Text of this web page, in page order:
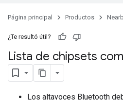
Página principal Productos
¿Te resultó útil?
Lista de chipsets
Los altavoces Bluetooth